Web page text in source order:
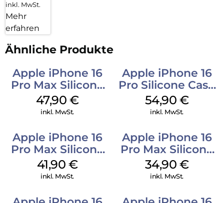
inkl. MwSt.
Mehr
erfahren
Ähnliche Produkte
Apple iPhone 16
Pro Max Silicone
Case MagSafe
Black
47,90 €
inkl. MwSt.
Apple iPhone 16
Pro Silicone Case
MagSafe Black
54,90 €
inkl. MwSt.
Apple iPhone 16
Pro Max Silicone
Case MagSafe
Ultramarine
41,90 €
inkl. MwSt.
Apple iPhone 16
Pro Max Silicone
Case MagSafe
Denim
34,90 €
inkl. MwSt.